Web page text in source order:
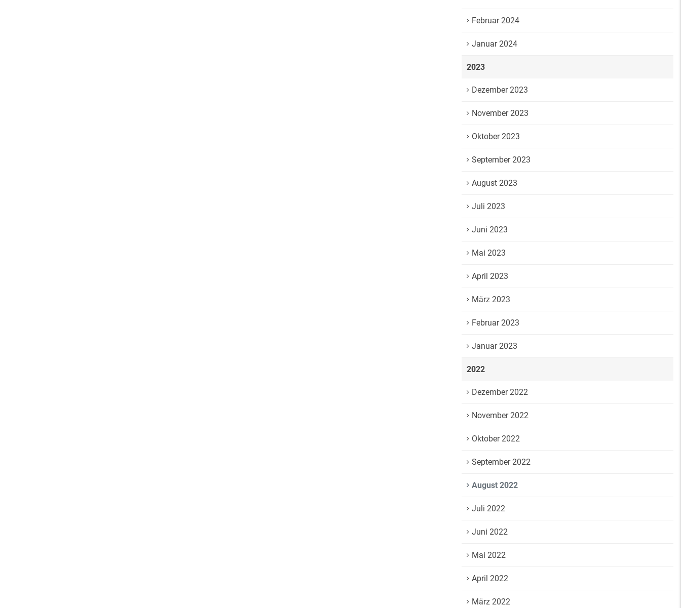
Februar 2024
Januar 2024
2023
Dezember 2023
November 2023
Oktober 2023
September 2023
August 2023
Juli 2023
Juni 2023
Mai 2023
April 2023
März 2023
Februar 2023
Januar 2023
2022
Dezember 2022
November 2022
Oktober 2022
September 2022
August 2022
Juli 2022
Juni 2022
Mai 2022
April 2022
März 2022